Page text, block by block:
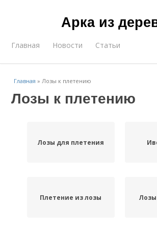
Арка из
Главная Новости Статьи
Главная »Лозы к плетению
Лозы к плетению
Лозы для плетения
Плетение из лозы